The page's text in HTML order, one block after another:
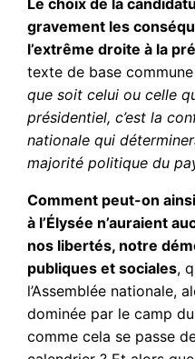
Le choix de la
gravement les
l’extrême droite à la
texte de base
que soit celui ou celle
présidentiel, c’est la
nationale qui
majorité politique du
Comment peut-on
à l’Élysée n’auraient
nos libertés, notre
publiques et sociales,
l’Assemblée nationale,
dominée par le camp
comme cela se passe